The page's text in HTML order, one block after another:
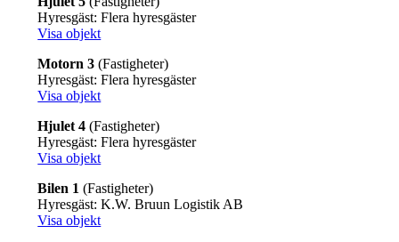
Hyresgäst: Flera hyresgäster
Visa objekt
Motorn 3 (Fastigheter)
Hyresgäst: Flera hyresgäster
Visa objekt
Hjulet 4 (Fastigheter)
Hyresgäst: Flera hyresgäster
Visa objekt
Bilen 1 (Fastigheter)
Hyresgäst: K.W. Bruun Logistik AB
Visa objekt